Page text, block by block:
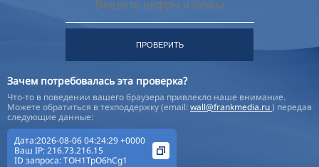
ПРОВЕРИТЬ
Зачем потребовалась эта проверка?
Что-то в поведении вашего браузера привлекло наше внимание.
Можете обратиться в техподдержку (email:wall@frankmedia.ru) передав
следующие данные:
Дата:2026-08-06 04:24:29 +0000
Ваш IP:216.73.216.15
ID запроса:TOH1TpO6hCg1